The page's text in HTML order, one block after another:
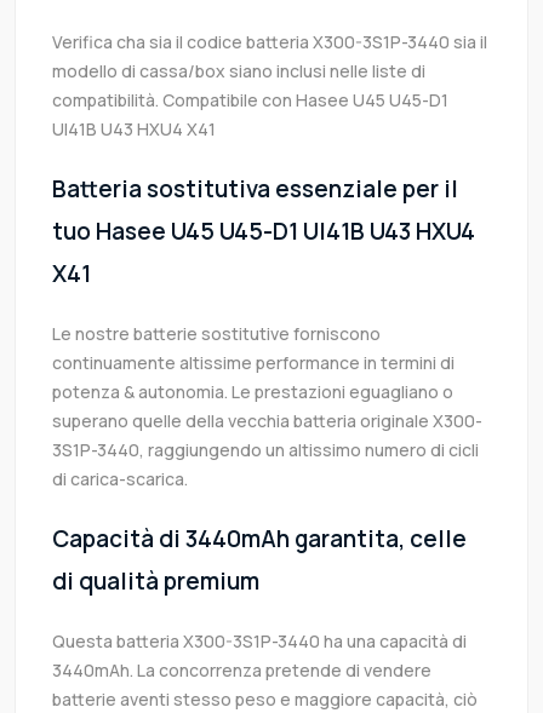
Verifica cha sia il codice batteria X300-3S1P-3440 sia il
modello di cassa/box siano inclusi nelle liste di
compatibilità. Compatibile con Hasee U45 U45-D1
UI41B U43 HXU4 X41
Batteria sostitutiva essenziale per il
tuo Hasee U45 U45-D1 UI41B U43 HXU4
X41
Le nostre batterie sostitutive forniscono
continuamente altissime performance in termini di
potenza & autonomia. Le prestazioni eguagliano o
superano quelle della vecchia batteria originale X300-
3S1P-3440, raggiungendo un altissimo numero di cicli
di carica-scarica.
Capacità di 3440mAh garantita, celle
di qualità premium
Questa batteria X300-3S1P-3440 ha una capacità di
3440mAh. La concorrenza pretende di vendere
batterie aventi stesso peso e maggiore capacità, ciò